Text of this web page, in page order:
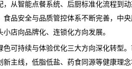
从智能点餐系统、后厨标准化流程到
品安全与品质管控体系不断完善，中
店向品牌化、连锁化方向发展。
持续与体验优化三大方向深化转型。
主线，低脂低盐、药食同源等健康理